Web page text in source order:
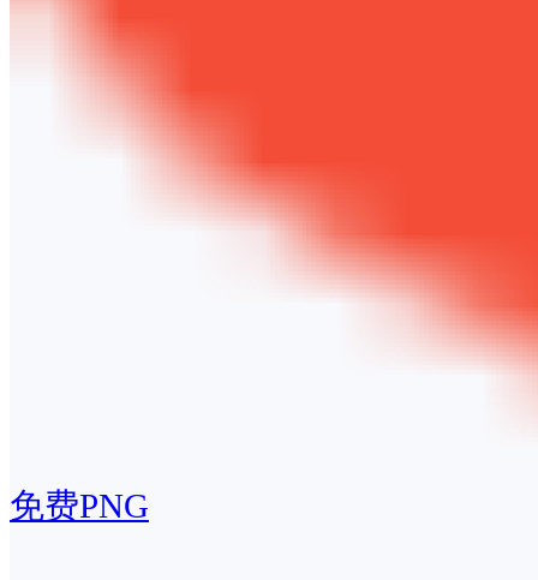
免费PNG